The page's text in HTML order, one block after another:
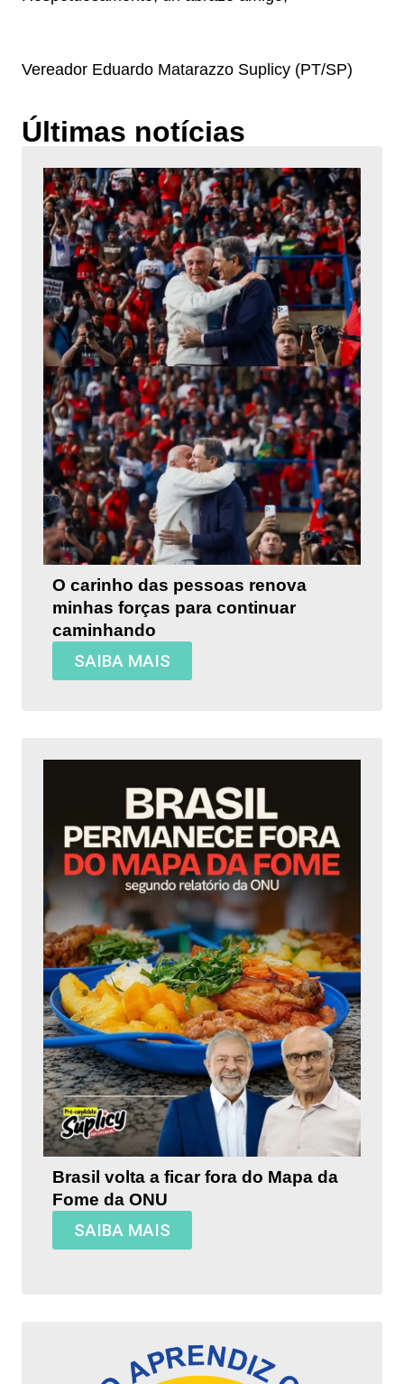
Vereador Eduardo Matarazzo Suplicy (PT/SP)
Últimas notícias
O carinho das pessoas renova
minhas forças para continuar
caminhando
SAIBA MAIS
Brasil volta a ficar fora do Mapa da
Fome da ONU
SAIBA MAIS